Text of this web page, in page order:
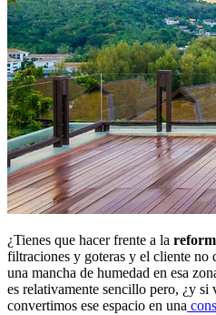
¿Tienes que hacer frente a la
filtraciones y goteras y el cliente no
una mancha de humedad en esa
es relativamente sencillo pero, ¿y si
convertimos ese espacio en una